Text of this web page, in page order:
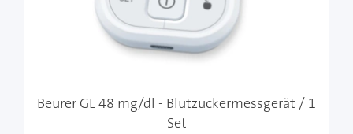
Beurer GL 48 mg/dl - Blutzuckermessgerät / 1
Set